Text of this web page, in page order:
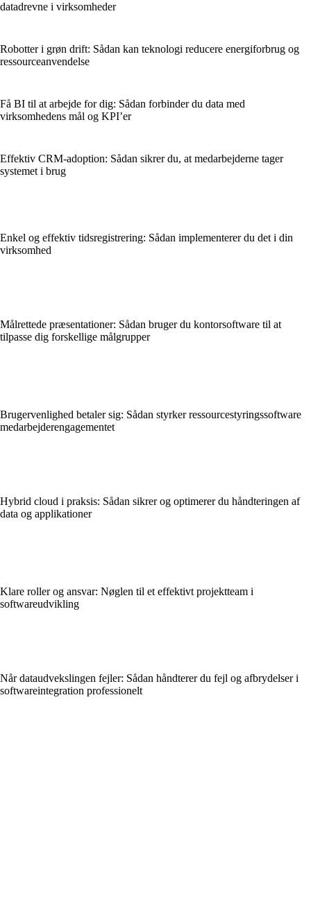
datadrevne i virksomheder
Robotter i grøn drift: Sådan kan teknologi reducere energiforbrug og
ressourceanvendelse
Få BI til at arbejde for dig: Sådan forbinder du data med
virksomhedens mål og KPI’er
Effektiv CRM-adoption: Sådan sikrer du, at medarbejderne tager
systemet i brug
Enkel og effektiv tidsregistrering: Sådan implementerer du det i din
virksomhed
Målrettede præsentationer: Sådan bruger du kontorsoftware til at
tilpasse dig forskellige målgrupper
Brugervenlighed betaler sig: Sådan styrker ressourcestyringssoftware
medarbejderengagementet
Hybrid cloud i praksis: Sådan sikrer og optimerer du håndteringen af
data og applikationer
Klare roller og ansvar: Nøglen til et effektivt projektteam i
softwareudvikling
Når dataudvekslingen fejler: Sådan håndterer du fejl og afbrydelser i
softwareintegration professionelt